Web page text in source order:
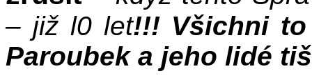
– již l0 let!!! Všichni
Paroubek a jeho lidé